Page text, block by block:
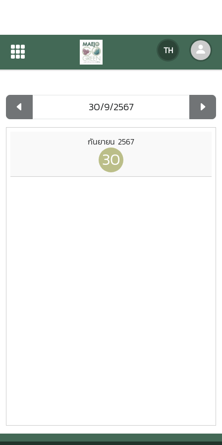
TH
ปฏิทินกิจกรรมของหน่วยงาน
ปฏิทินกิจกรรมของหน่วยงาน
กันยายน 2567
30